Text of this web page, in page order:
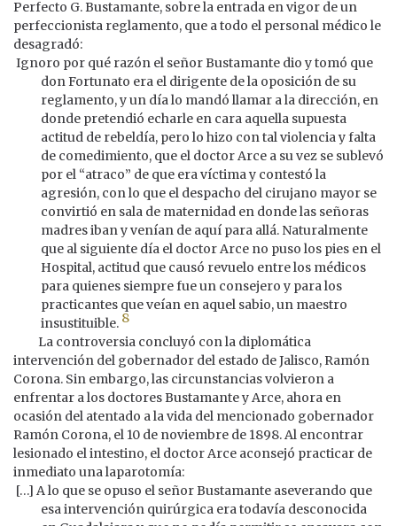
Perfecto G. Bustamante, sobre la entrada en vigor de un
perfeccionista reglamento, que a todo el personal médico le
desagradó:
Ignoro por qué razón el señor Bustamante dio y tomó que
don Fortunato era el dirigente de la oposición de su
reglamento, y un día lo mandó llamar a la dirección, en
donde pretendió echarle en cara aquella supuesta
actitud de rebeldía, pero lo hizo con tal violencia y falta
de comedimiento, que el doctor Arce a su vez se sublevó
por el “atraco” de que era víctima y contestó la
agresión, con lo que el despacho del cirujano mayor se
convirtió en sala de maternidad en donde las señoras
madres iban y venían de aquí para allá. Naturalmente
que al siguiente día el doctor Arce no puso los pies en el
Hospital, actitud que causó revuelo entre los médicos
para quienes siempre fue un consejero y para los
practicantes que veían en aquel sabio, un maestro
insustituible. 8
La controversia concluyó con la diplomática
intervención del gobernador del estado de Jalisco, Ramón
Corona. Sin embargo, las circunstancias volvieron a
enfrentar a los doctores Bustamante y Arce, ahora en
ocasión del atentado a la vida del mencionado gobernador
Ramón Corona, el 10 de noviembre de 1898. Al encontrar
lesionado el intestino, el doctor Arce aconsejó practicar de
inmediato una laparotomía:
[…] A lo que se opuso el señor Bustamante aseverando que
esa intervención quirúrgica era todavía desconocida